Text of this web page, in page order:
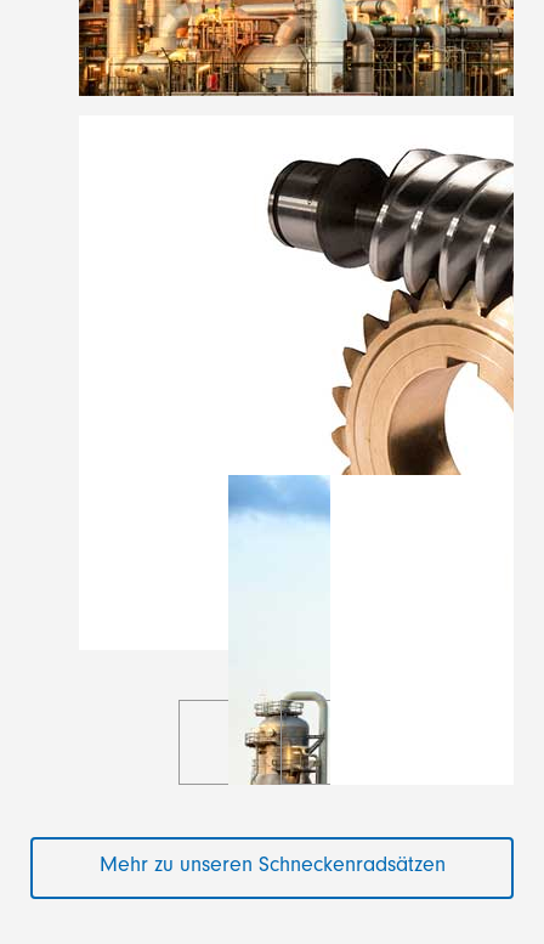
Mehr zu unseren Schneckenradsätzen